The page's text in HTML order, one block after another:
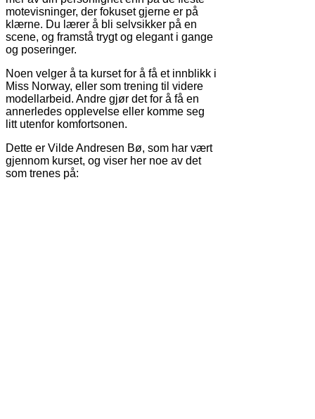
motevisninger, der fokuset gjerne er på
klærne. Du lærer å bli selvsikker på en
scene, og framstå trygt og elegant i gange
og poseringer.
Noen velger å ta kurset for å få et innblikk i
Miss Norway, eller som trening til videre
modellarbeid. Andre gjør det for å få en
annerledes opplevelse eller komme seg
litt utenfor komfortsonen.
Dette er Vilde Andresen Bø, som har vært
gjennom kurset, og viser her noe av det
som trenes på: